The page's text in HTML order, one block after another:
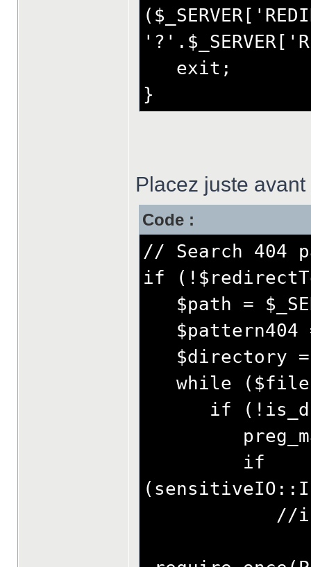
exit;
}
Placez juste
Code :
// Search 404
if
$path =
$pattern404
$directory =
while ($file
if
if
//include